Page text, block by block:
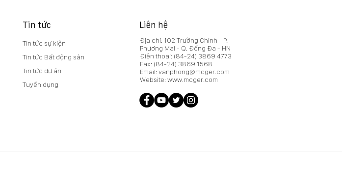
Tin tức
Tin tức sự kiện
Tin tức Bất động sản
Tin tức dự án
Tuyển dụng
Liên hệ
Địa chỉ: 102 Trường Chinh - P.
Phương Mai - Q. Đống Đa - HN
Điện thoại: (84-24) 3869 4773
Fax: (84-24) 3869 1568
Email:vanphong@mcger.com
Website:www.mcger.com